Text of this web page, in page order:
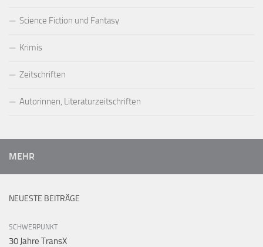
Science Fiction und Fantasy
Krimis
Zeitschriften
Autorinnen, Literaturzeitschriften
MEHR
NEUESTE BEITRÄGE
SCHWERPUNKT
30 Jahre TransX